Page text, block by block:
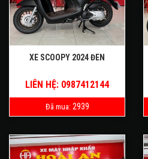
XE SCOOPY 2024 ĐEN
LIÊN HỆ: 0987412144
Đã mua: 2939